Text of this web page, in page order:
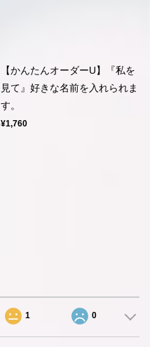
【かんたんオーダーU】『私を
見て』好きな名前を入れられま
す。
¥1,760
1 0